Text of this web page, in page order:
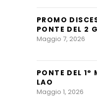
PROMO
PONTE DEL 2
Maggio 7, 2026
PONTE DEL 1°
LAO
Maggio 1, 2026